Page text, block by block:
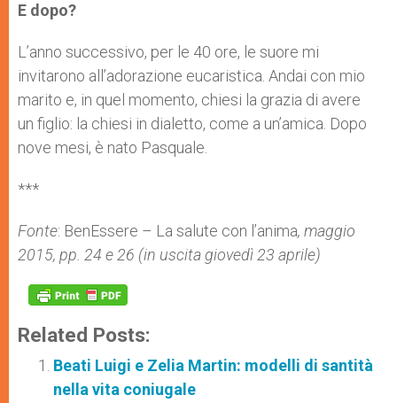
E dopo?
L’anno successivo, per le 40 ore, le suore mi
invitarono all’adorazione eucaristica. Andai con mio
marito e, in quel momento, chiesi la grazia di avere
un figlio: la chiesi in dialetto, come a un’amica. Dopo
nove mesi, è nato Pasquale.
***
Fonte: BenEssere – La salute con l’anima, maggio
2015, pp. 24 e 26 (in uscita giovedì 23 aprile)
Related Posts:
Beati Luigi e Zelia Martin: modelli di santità
nella vita coniugale